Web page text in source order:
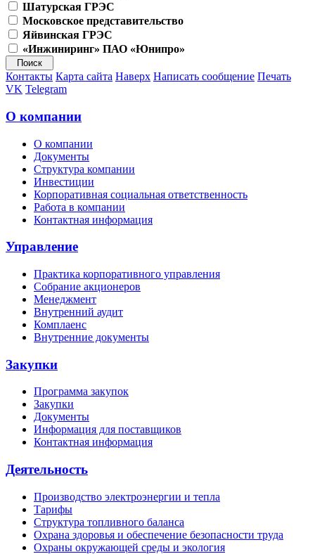
Шатурская ГРЭС
Московское представительство
Яйвинская ГРЭС
«Инжиниринг» ПАО «Юнипро»
Контакты Карта сайта Наверх Написать сообщение Печать
VK Telegram
О компании
О компании
Документы
Структура компании
Инвестиции
Корпоративная социальная ответственность
Работа в компании
Контактная информация
Управление
Практика корпоративного управления
Собрание акционеров
Менеджмент
Внутренний аудит
Комплаенс
Внутренние документы
Закупки
Программа закупок
Закупки
Документы
Информация для поставщиков
Контактная информация
Деятельность
Производство электроэнергии и тепла
Тарифы
Структура топливного баланса
Охрана здоровья и обеспечение безопасности труда
Охраны окружающей среды и экология